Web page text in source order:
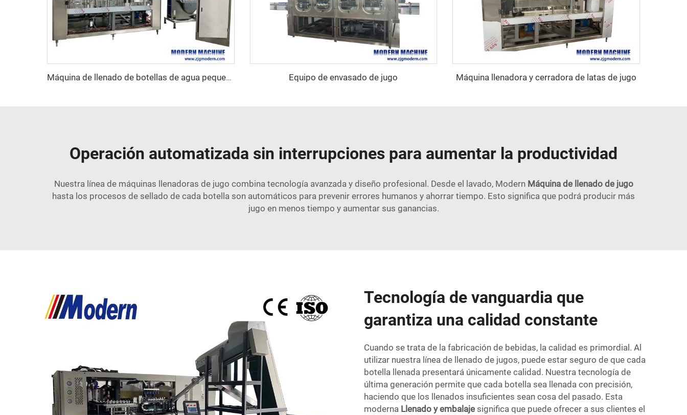
Máquina de llenado de botellas de agua pequeñas Equipo de envasado de jugo Máquina llenadora y cerradora de latas de jugo
Operación automatizada sin interrupciones para aumentar la productividad
Nuestra línea de máquinas llenadoras de jugo combina tecnología avanzada y diseño profesional. Desde el lavado, Modern Máquina de llenado de jugo
hasta los procesos de sellado de cada botella son automáticos para prevenir errores humanos y ahorrar tiempo. Esto significa que podrá producir más
jugo en menos tiempo y aumentar sus ganancias.
Tecnología de vanguardia que
garantiza una calidad constante
Cuando se trata de la fabricación de bebidas, la calidad es primordial. Al
utilizar nuestra línea de llenado de jugos, puede estar seguro de que cada
botella llenada presentará únicamente calidad. Nuestra tecnología de
última generación permite que cada botella sea llenada con precisión,
haciendo que los llenados insuficientes sean cosa del pasado. Esta
moderna Llenado y embalaje significa que puede ofrecer a sus clientes el